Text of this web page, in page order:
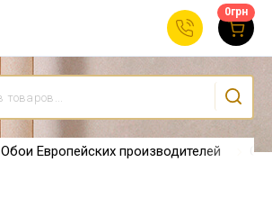
0грн
Обои Европейских производителей